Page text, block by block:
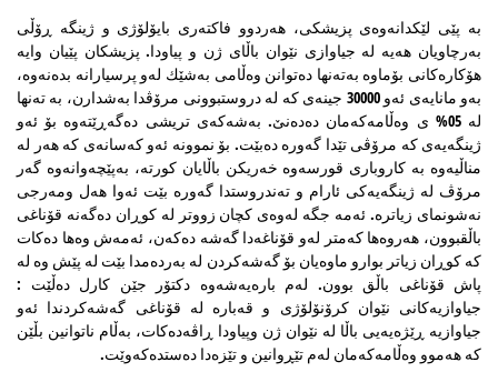
به‌ پێی لێكدانه‌وه‌ی پزیشكی، هه‌ردوو فاكته‌ری بایۆ‌لۆژی و ژینگه‌ ڕۆڵی
به‌رچاویان هه‌یه‌ له‌ جیاوازی‌ نێوان باڵای ژن و پیاودا. پزیشكان پێیان وایه‌
هۆكاره‌كانی بۆماوه‌ به‌ته‌نها ده‌توانن وه‌ڵامی به‌شێك له‌و پرسیارانه‌‌ بده‌نه‌وه‌،
به‌و مانایه‌ی ئه‌و 30000 جینه‌ی كه‌‌ له‌ دروستبوونی مرۆڤدا به‌شدارن، به‌ ته‌نها
له‌ 05% ی وه‌ڵامه‌كه‌مان ده‌ده‌نێ. به‌شه‌كه‌ی تریشی‌ ده‌گه‌ڕێته‌وه‌ بۆ ئه‌و
ژینگه‌یه‌ی كه‌ مرۆڤی تێدا گه‌وره‌ ده‌بێت. بۆ نموونه‌ ئه‌و كه‌سانه‌ی كه‌ هه‌ر له‌
مناڵیه‌وه‌ به‌ كاروباری قورسه‌وه‌ خه‌ریكن باڵایان كورته، به‌پێچه‌وانه‌وه‌ گه‌ر
مرۆڤ له‌ ژینگه‌یه‌كی ئارام و ته‌ندروستدا گه‌وره‌ بێت ئه‌وا هه‌ل ومه‌رجی
نه‌‌شونمای زیاتره. ئه‌مه‌ جگه‌ له‌وه‌ی كچان زووتر له‌ كوڕان ده‌گه‌نه‌ قۆناغی
باڵقبوون، هەروەها‌ كه‌متر له‌و قۆناغه‌دا گه‌شه‌ ده‌كه‌ن، ئه‌مه‌ش وەها ده‌كات
كه‌ كوڕان زیاتر بوارو ماوه‌یان بۆ گه‌شه‌كردن له‌ به‌رده‌مدا بێت له‌ پێش وه‌ له‌
پاش قۆناغی باڵق بوون‌. له‌م باره‌یه‌شه‌وه‌ دكتۆر جێن كارل ده‌ڵێت :
جیاوازیه‌كانی نێوان كرۆنۆلۆژی و قه‌باره‌ له‌ قۆناغی گه‌شه‌كردندا ئه‌و
جیاوازیه‌ ڕێژه‌یه‌یی باڵا له‌ نێوان ژن وپیاودا ڕاڤه‌ده‌كات، به‌ڵام ناتوانین بڵێن
كه‌ هه‌موو وه‌ڵامه‌كه‌مان له‌م تێڕوانین و تێزه‌دا ده‌ستده‌كه‌وێت.